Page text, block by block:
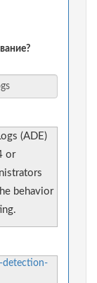
(ADE)
or
behavior
detection-